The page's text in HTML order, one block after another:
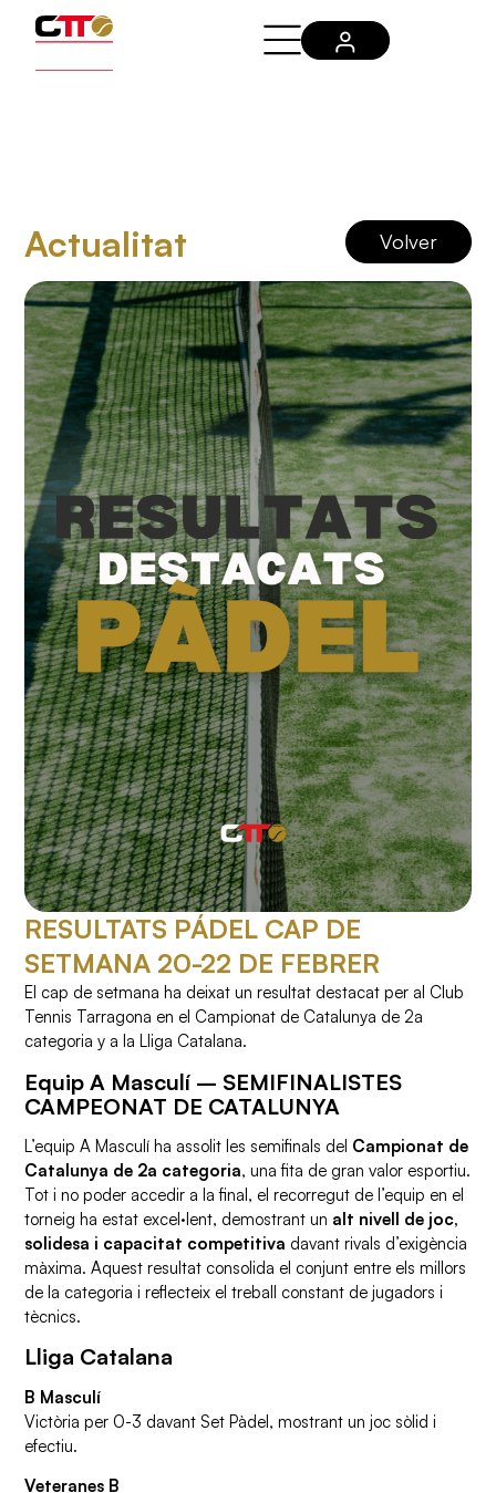
Actualitat Volver
RESULTATS PÁDEL CAP DE
SETMANA 20-22 DE FEBRER
El cap de setmana ha deixat un resultat destacat per al Club
Tennis Tarragona en el Campionat de Catalunya de 2a
categoria y a la Lliga Catalana.
Equip A Masculí – SEMIFINALISTES
CAMPEONAT DE CATALUNYA
L’equip A Masculí ha assolit les semifinals del Campionat de
Catalunya de 2a categoria, una fita de gran valor esportiu.
Tot i no poder accedir a la final, el recorregut de l’equip en el
torneig ha estat excel·lent, demostrant un alt nivell de joc,
solidesa i capacitat competitiva davant rivals d’exigència
màxima. Aquest resultat consolida el conjunt entre els millors
de la categoria i reflecteix el treball constant de jugadors i
tècnics.
Lliga Catalana
B Masculí
Victòria per 0-3 davant Set Pàdel, mostrant un joc sòlid i
efectiu.
Veteranes B